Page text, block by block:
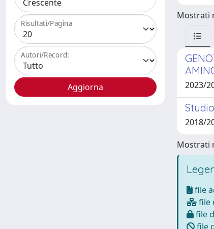
Risultati/Pagina
Autori/Record:
Mostrati
2023/
2018/
Mostrati
file
file
file
file